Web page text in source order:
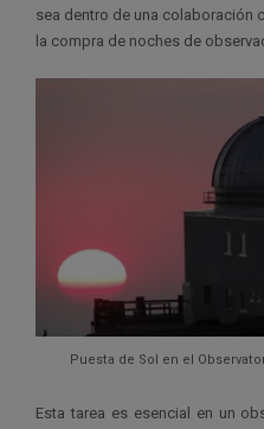
sea dentro de una colaboración
la compra de noches de
Puesta de Sol en el
Esta tarea es esencial en un